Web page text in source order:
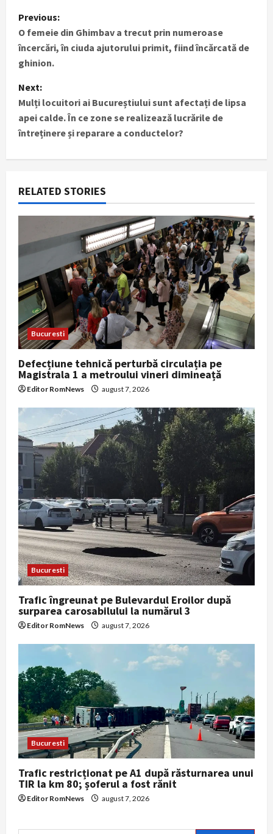
P
o
s
t
n
a
v
i
g
a
i
o
n
Previous:
O femeie din Ghimbav a trecut prin numeroase
încercări, în ciuda ajutorului primit, fiind încărcată de
ghinion.
Next:
Mulți locuitori ai Bucureștiului sunt afectați de lipsa
apei calde. În ce zone se realizează lucrările de
întreținere și reparare a conductelor?
RELATED STORIES
Bucuresti
Defecțiune tehnică perturbă circulația pe
Magistrala 1 a metroului vineri dimineață
Editor RomNews august 7, 2026
Bucuresti
Trafic îngreunat pe Bulevardul Eroilor după
surparea carosabilului la numărul 3
Editor RomNews august 7, 2026
Bucuresti
Trafic restricționat pe A1 după răsturnarea unui
TIR la km 80; șoferul a fost rănit
Editor RomNews august 7, 2026